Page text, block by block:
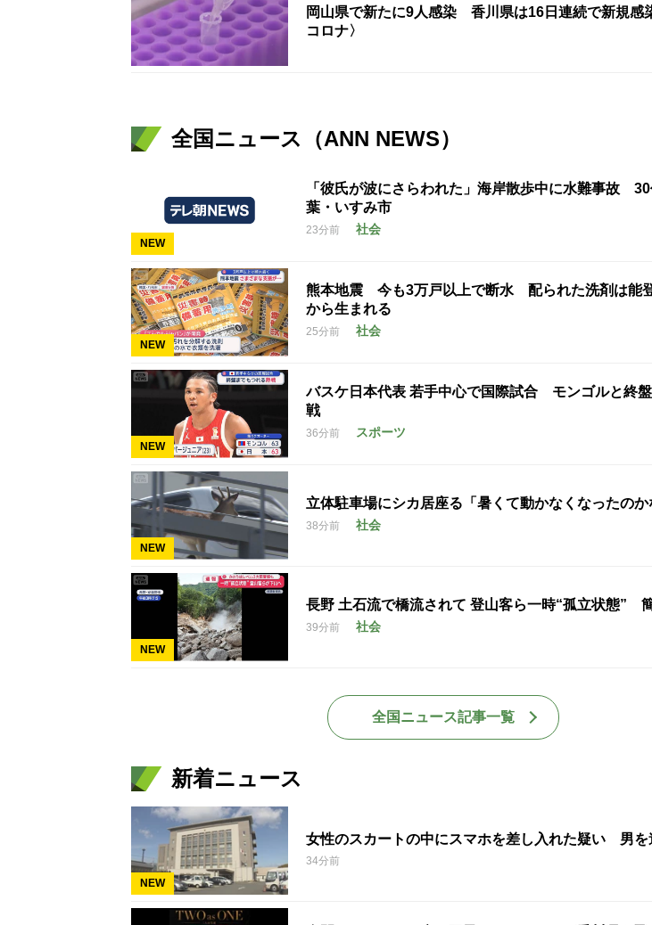
岡山県で新たに9人感染 香川県は16日連続で新規感
コロナ〉
全国ニュース（ANN NEWS）
NEW
「彼氏が波にさらわれた」海岸散歩中に水難事故
葉・いすみ市
23分前 社会
NEW
熊本地震 今も3万戸以上で断水 配られた洗剤は能
から生まれる
25分前 社会
NEW
バスケ日本代表 若手中心で国際試合 モンゴルと終
戦
36分前 スポーツ
NEW
立体駐車場にシカ居座る「暑くて動かなくなったの
38分前 社会
NEW
長野 土石流で橋流されて 登山客ら一時“孤立状態”
39分前 社会
全国ニュース記事一覧
新着ニュース
NEW
女性のスカートの中にスマホを差し入れた疑い 男
34分前